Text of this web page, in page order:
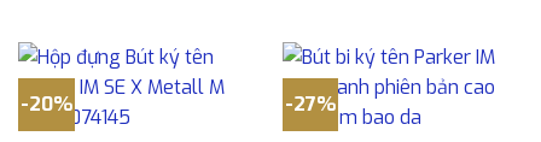
-20% -27%